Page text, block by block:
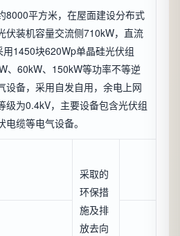
8000平方米，在屋面建设分布式
伏装机容量交流侧710kW，直流
1450块620Wp单晶硅光伏组
、60kW、150kW等功率不等逆
设备，采用自发自用，余电上网
级为0.4kV，主要设备包含光伏组
缆等电气设备。
采取的
环保措
施及排
放去向